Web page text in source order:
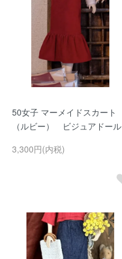
50女子 マーメイドスカート
（ルビー） ビジュアドール
3,300円(内税)